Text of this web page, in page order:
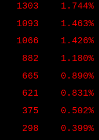
1303 1.744%
1.463%
1066 1.426%
1.180%
665 0.890%
0.831%
0.502%
0.399%